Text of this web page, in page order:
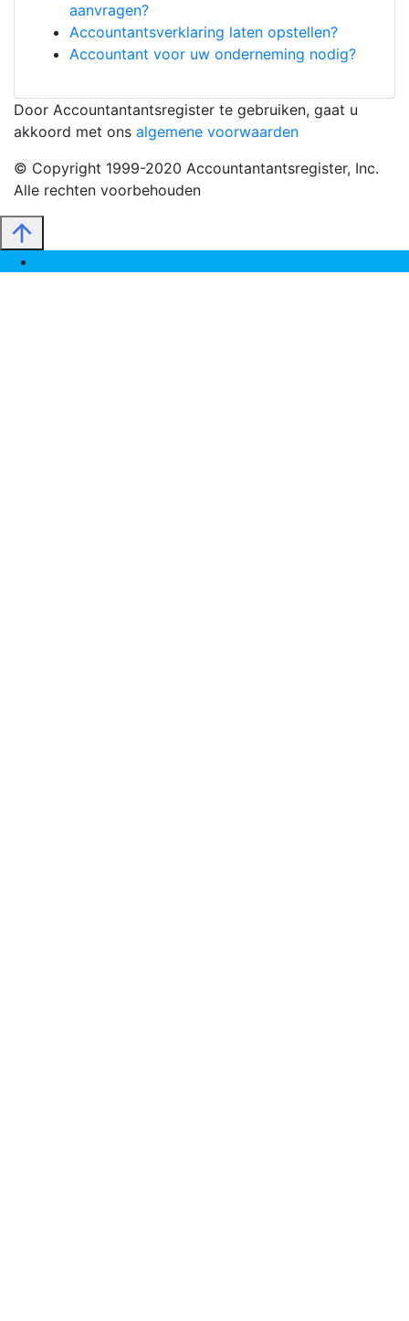
aanvragen?
Accountantsverklaring laten opstellen?
Accountant voor uw onderneming nodig?
Door Accountantantsregister te gebruiken, gaat u
akkoord met ons algemene voorwaarden
© Copyright 1999-2020 Accountantantsregister, Inc.
Alle rechten voorbehouden